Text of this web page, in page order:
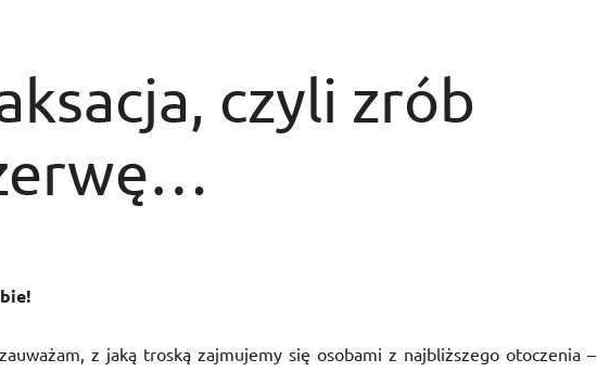
czyli zrób
z jaką troską zajmujemy się osobami z najbliższego otoczenia –